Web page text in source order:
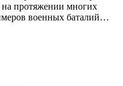
на протяжении многих
военных баталий…